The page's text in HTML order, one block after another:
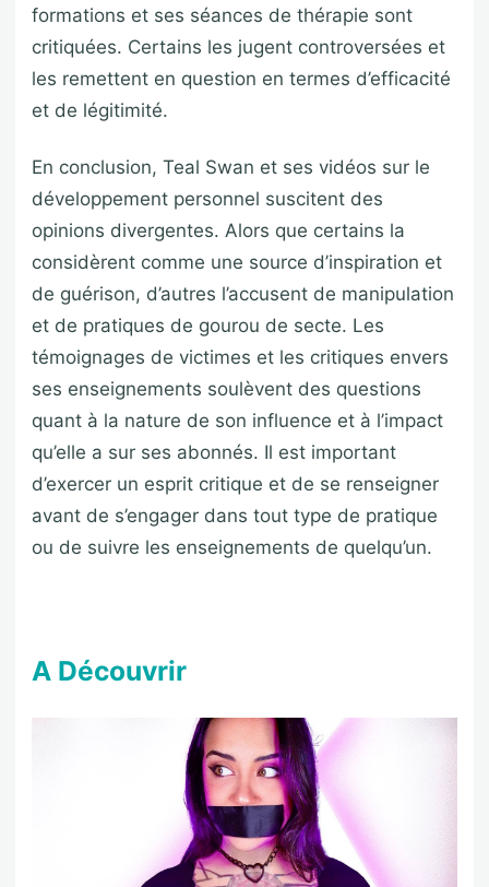
formations et ses séances de thérapie sont
critiquées. Certains les jugent controversées et
les remettent en question en termes d’efficacité
et de légitimité.
En conclusion, Teal Swan et ses vidéos sur le
développement personnel suscitent des
opinions divergentes. Alors que certains la
considèrent comme une source d’inspiration et
de guérison, d’autres l’accusent de manipulation
et de pratiques de gourou de secte. Les
témoignages de victimes et les critiques envers
ses enseignements soulèvent des questions
quant à la nature de son influence et à l’impact
qu’elle a sur ses abonnés. Il est important
d’exercer un esprit critique et de se renseigner
avant de s’engager dans tout type de pratique
ou de suivre les enseignements de quelqu’un.
A Découvrir